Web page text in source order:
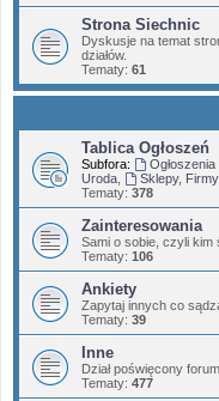
Strona Siechnic
Dyskusje na temat
działów.
Tematy: 61
Tablica Ogłoszeń
Subfora:
Uroda
Sklepy, Firmy,
Tematy: 378
Zainteresowania
Sami o sobie, czyli
Tematy: 106
Ankiety
Zapytaj innych co
Tematy: 39
Inne
Dział poświęcony
Tematy: 477